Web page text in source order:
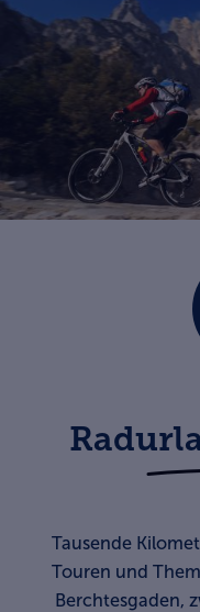
Tausende
Touren und
Berchtesgaden,